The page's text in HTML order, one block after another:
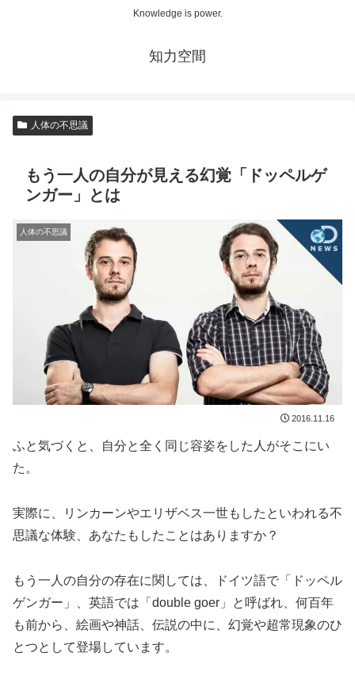
Knowledge is power.
知力空間
人体の不思議
もう一人の自分が見える幻覚「ドッペルゲ
ンガー」とは
人体の不思議
2016.11.16
ふと気づくと、自分と全く同じ容姿をした人がそこにい
た。
実際に、リンカーンやエリザベス一世もしたといわれる不
思議な体験、あなたもしたことはありますか？
もう一人の自分の存在に関しては、ドイツ語で「ドッペル
ゲンガー」、英語では「double goer」と呼ばれ、何百年
も前から、絵画や神話、伝説の中に、幻覚や超常現象のひ
とつとして登場しています。